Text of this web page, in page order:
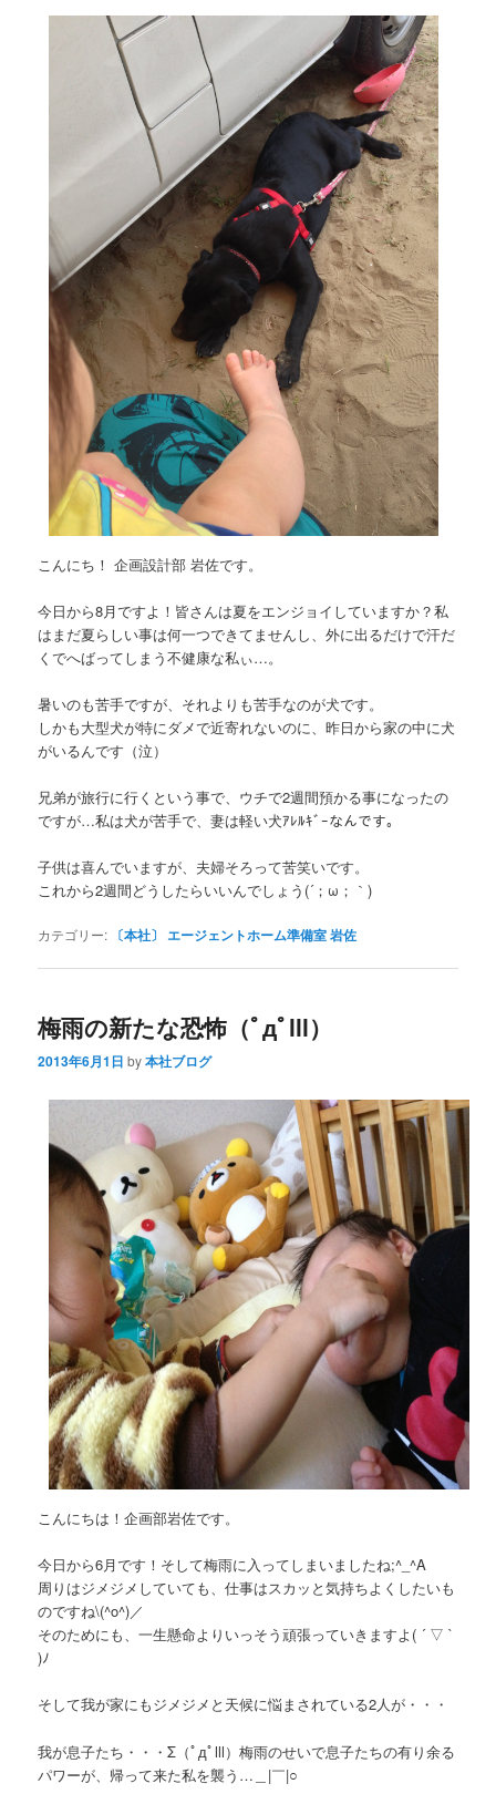
こんにち！ 企画設計部 岩佐です。
今日から8月ですよ！皆さんは夏をエンジョイしていますか？私
はまだ夏らしい事は何一つできてませんし、外に出るだけで汗だ
くでへばってしまう不健康な私ぃ…。
暑いのも苦手ですが、それよりも苦手なのが犬です。
しかも大型犬が特にダメで近寄れないのに、昨日から家の中に犬
がいるんです（泣）
兄弟が旅行に行くという事で、ウチで2週間預かる事になったの
ですが…私は犬が苦手で、妻は軽い犬ｱﾚﾙｷﾞｰなんです。
子供は喜んでいますが、夫婦そろって苦笑いです。
これから2週間どうしたらいいんでしょう(´；ω；｀)
カテゴリー: 〔本社〕 エージェントホーム準備室 岩佐
梅雨の新たな恐怖（ﾟдﾟlll）
2013年6月1日 by本社ブログ
こんにちは！企画部岩佐です。
今日から6月です！そして梅雨に入ってしまいましたね;^_^A
周りはジメジメしていても、仕事はスカッと気持ちよくしたいも
のですね\(^o^)／
そのためにも、一生懸命よりいっそう頑張っていきますよ( ´ ▽ `
)ﾉ
そして我が家にもジメジメと天候に悩まされている2人が・・・
我が息子たち・・・Σ（ﾟдﾟlll）梅雨のせいで息子たちの有り余る
パワーが、帰って来た私を襲う…＿|￣|○